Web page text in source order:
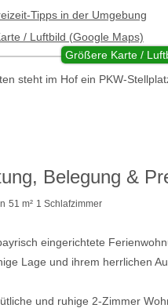
Tipps in der Umgebung
/ Luftbild (Google Maps)
Größere Karte /
steht im Hof ein PKW-
Belegung &
51 m² 1 Schlafzimmer
eingerichtete
Lage und ihrem herrlichen
und ruhige 2-Zimmer